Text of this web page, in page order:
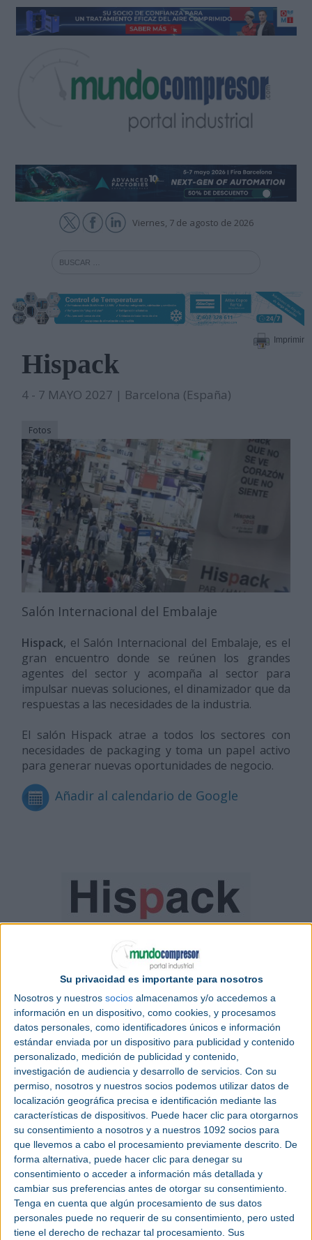
Su privacidad es importante para nosotros
Nosotros y nuestros socios almacenamos y/o accedemos a
información en un dispositivo, como cookies, y procesamos
datos personales, como identificadores únicos e información
estándar enviada por un dispositivo para publicidad y contenido
personalizado, medición de publicidad y contenido,
investigación de audiencia y desarrollo de servicios. Con su
permiso, nosotros y nuestros socios podemos utilizar datos de
localización geográfica precisa e identificación mediante las
características de dispositivos. Puede hacer clic para otorgarnos
su consentimiento a nosotros y a nuestros 1092 socios para
que llevemos a cabo el procesamiento previamente descrito. De
forma alternativa, puede hacer clic para denegar su
consentimiento o acceder a información más detallada y
cambiar sus preferencias antes de otorgar su consentimiento.
Tenga en cuenta que algún procesamiento de sus datos
personales puede no requerir de su consentimiento, pero usted
tiene el derecho de rechazar tal procesamiento. Sus
Viernes, 7 de agosto de 2026
Imprimir
Hispack
4 - 7 MAYO 2027 | Barcelona (España)
Fotos
Salón Internacional del Embalaje
Hispack, el Salón Internacional del Embalaje, es el
gran encuentro donde se reúnen los grandes
agentes del sector y acompaña al sector para
impulsar nuevas soluciones, el dinamizador que da
respuestas a las necesidades de la industria.
El salón Hispack atrae a todos los sectores con
necesidades de packaging y toma un papel activo
para generar nuevas oportunidades de negocio.
Añadir al calendario de Google
Feria
Barcelona (España)
Fecha | Martes 4 mayo 2027 - Viernes 7 mayo
2027
Página web|www.hispack.com